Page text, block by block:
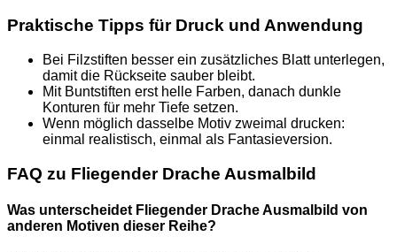
Praktische Tipps für Druck und Anwendung
Bei Filzstiften besser ein zusätzliches Blatt unterlegen,
damit die Rückseite sauber bleibt.
Mit Buntstiften erst helle Farben, danach dunkle
Konturen für mehr Tiefe setzen.
Wenn möglich dasselbe Motiv zweimal drucken:
einmal realistisch, einmal als Fantasieversion.
FAQ zu Fliegender Drache Ausmalbild
Was unterscheidet Fliegender Drache Ausmalbild von
anderen Motiven dieser Reihe?